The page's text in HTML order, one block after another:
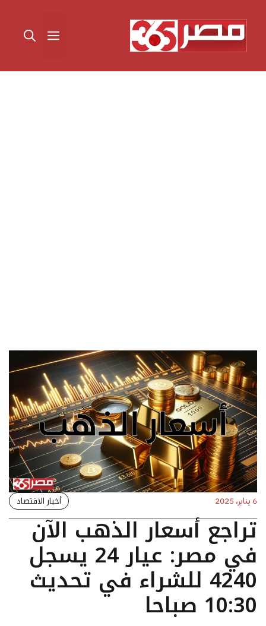
المحتوى القائمة
6 يناير، 2025 أخبار الاقتصاد
تراجع أسعار الذهب الآن
في مصر: عيار 24 يسجل
4240 للشراء في تحديث
10:30 صباحا